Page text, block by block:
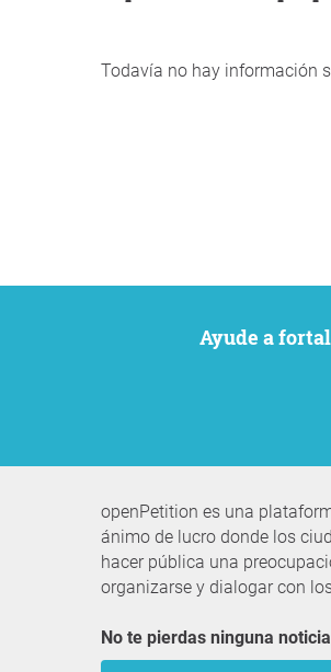
Todavía no hay información
Ayude a
openPetition es una
ánimo de lucro donde los
hacer pública una
organizarse y dialogar con
No te pierdas ninguna